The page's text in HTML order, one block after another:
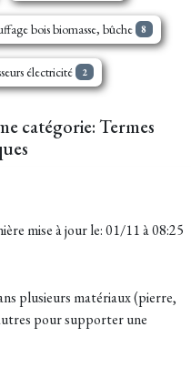
bois biomasse, bûche 8
électricité 2
catégorie: Termes
mise à jour le:01/11 à 08:25
plusieurs matériaux (pierre,
pour supporter une